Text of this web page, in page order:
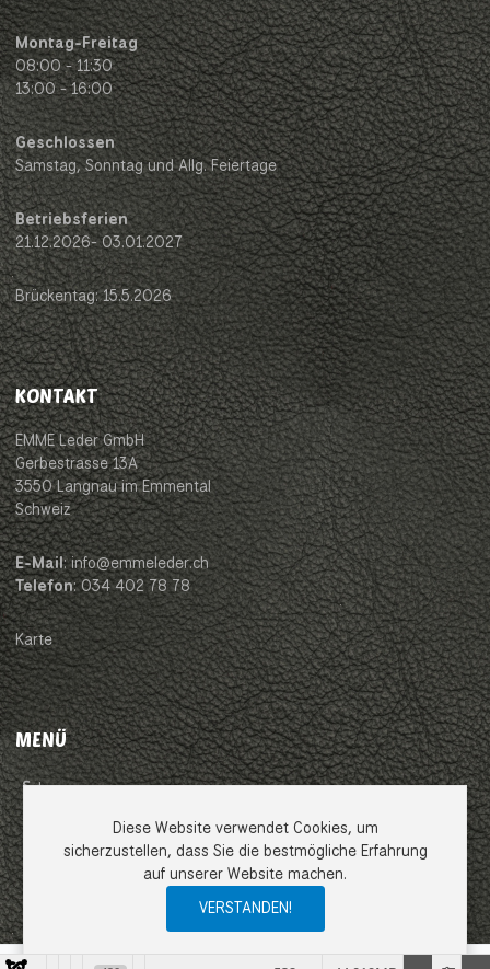
Montag-Freitag
08:00 - 11:30
13:00 - 16:00
Geschlossen
Samstag, Sonntag und Allg. Feiertage
Betriebsferien
21.12.2026- 03.01.2027
Brückentag: 15.5.2026
KONTAKT
EMME Leder GmbH
Gerbestrasse 13A
3550 Langnau im Emmental
Schweiz
E-Mail: info@emmeleder.ch
Telefon: 034 402 78 78
Karte
MENÜ
Impressum
Datenschutzerklärung
Diese Website verwendet Cookies, um
sicherzustellen, dass Sie die bestmögliche Erfahrung
auf unserer Website machen.
VERSTANDEN!